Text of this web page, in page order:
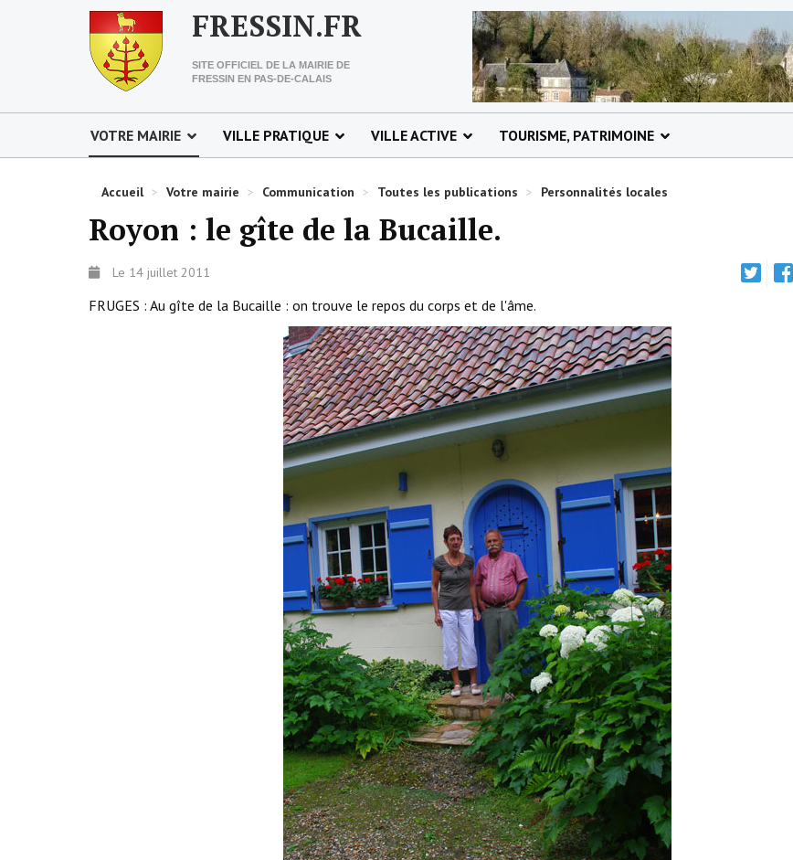
FRESSIN.FR
SITE OFFICIEL DE LA MAIRIE DE
FRESSIN EN PAS-DE-CALAIS
VOTRE MAIRIE VILLE PRATIQUE VILLE ACTIVE TOURISME, PATRIMOINE
Accueil > Votre mairie > Communication > Toutes les publications > Personnalités locales
Royon : le gîte de la Bucaille.
Le 14 juillet 2011
FRUGES : Au gîte de la Bucaille : on trouve le repos du corps et de l'âme.